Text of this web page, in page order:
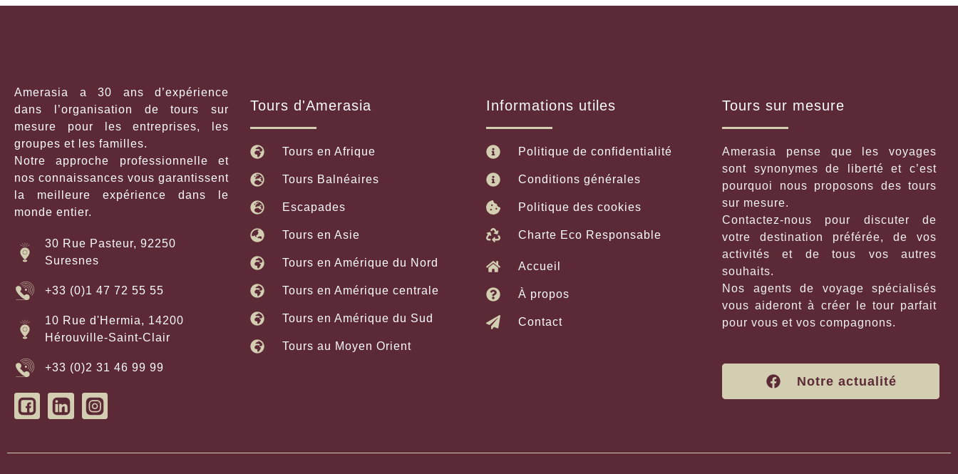
Amerasia a 30 ans d’expérience
dans l’organisation de tours sur
mesure pour les entreprises, les
groupes et les familles.
Notre approche professionnelle et
nos connaissances vous garantissent
la meilleure expérience dans le
monde entier.
30 Rue Pasteur, 92250
Suresnes
+33 (0)1 47 72 55 55
10 Rue d'Hermia, 14200
Hérouville-Saint-Clair
+33 (0)2 31 46 99 99
Tours d'Amerasia
Tours en Afrique
Tours Balnéaires
Escapades
Tours en Asie
Tours en Amérique du Nord
Tours en Amérique centrale
Tours en Amérique du Sud
Tours au Moyen Orient
Informations utiles
Politique de confidentialité
Conditions générales
Politique des cookies
Charte Eco Responsable
Accueil
À propos
Contact
Tours sur mesure
Amerasia pense que les voyages
sont synonymes de liberté et c’est
pourquoi nous proposons des tours
sur mesure.
Contactez-nous pour discuter de
votre destination préférée, de vos
activités et de tous vos autres
souhaits.
Nos agents de voyage spécialisés
vous aideront à créer le tour parfait
pour vous et vos compagnons.
Notre actualité